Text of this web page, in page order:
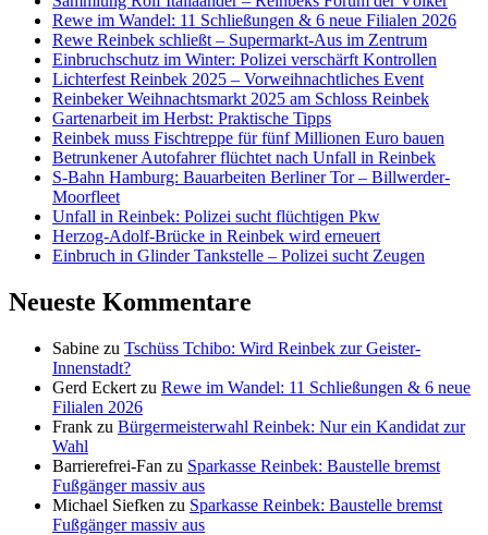
Rewe im Wandel: 11 Schließungen & 6 neue Filialen 2026
Rewe Reinbek schließt – Supermarkt-Aus im Zentrum
Einbruchschutz im Winter: Polizei verschärft Kontrollen
Lichterfest Reinbek 2025 – Vorweihnachtliches Event
Reinbeker Weihnachtsmarkt 2025 am Schloss Reinbek
Gartenarbeit im Herbst: Praktische Tipps
Reinbek muss Fischtreppe für fünf Millionen Euro bauen
Betrunkener Autofahrer flüchtet nach Unfall in Reinbek
S-Bahn Hamburg: Bauarbeiten Berliner Tor – Billwerder-
Moorfleet
Unfall in Reinbek: Polizei sucht flüchtigen Pkw
Herzog-Adolf-Brücke in Reinbek wird erneuert
Einbruch in Glinder Tankstelle – Polizei sucht Zeugen
Neueste Kommentare
Sabine zu Tschüss Tchibo: Wird Reinbek zur Geister-
Innenstadt?
Gerd Eckert zu Rewe im Wandel: 11 Schließungen & 6 neue
Filialen 2026
Frank zu Bürgermeisterwahl Reinbek: Nur ein Kandidat zur
Wahl
Barrierefrei-Fan zu Sparkasse Reinbek: Baustelle bremst
Fußgänger massiv aus
Michael Siefken zu Sparkasse Reinbek: Baustelle bremst
Fußgänger massiv aus